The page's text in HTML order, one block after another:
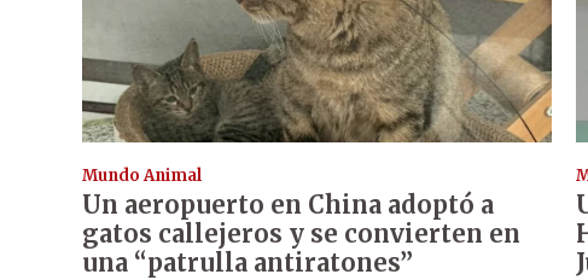
Mundo Animal
Un aeropuerto en China adoptó a
gatos callejeros y se convierten en
una “patrulla antiratones”